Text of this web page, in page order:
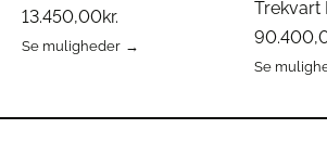
13.450,00kr.
Se muligheder
flere
Trekvart
Se
har